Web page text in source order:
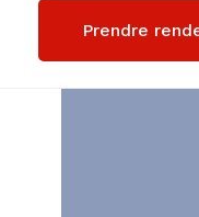
Prendre